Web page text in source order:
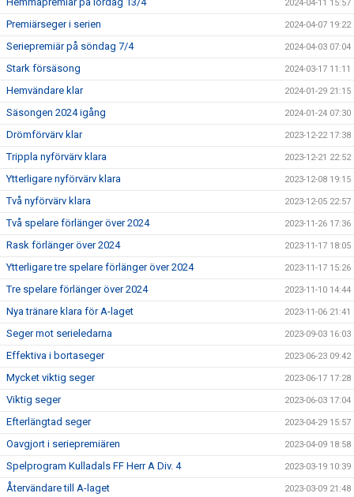
2024-04-11 15:57
Premiärseger i serien 2024-04-07 19:22
Seriepremiär på söndag 7/4 2024-04-03 07:04
Stark försäsong 2024-03-17 11:11
Hemvändare klar 2024-01-29 21:15
Säsongen 2024 igång 2024-01-24 07:30
Drömförvärv klar 2023-12-22 17:38
Trippla nyförvärv klara 2023-12-21 22:52
Ytterligare nyförvärv klara 2023-12-08 19:15
Två nyförvärv klara 2023-12-05 22:57
Två spelare förlänger över 2024 2023-11-26 17:36
Rask förlänger över 2024 2023-11-17 18:05
Ytterligare tre spelare förlänger över 2024 2023-11-17 15:26
Tre spelare förlänger över 2024 2023-11-10 14:44
Nya tränare klara för A-laget 2023-11-06 21:41
Seger mot serieledarna 2023-09-03 16:03
Effektiva i bortaseger 2023-06-23 09:42
Mycket viktig seger 2023-06-17 17:28
Viktig seger 2023-06-03 17:04
Efterlängtad seger 2023-04-29 15:57
Oavgjort i seriepremiären 2023-04-09 18:58
Spelprogram Kulladals FF Herr A Div. 4 2023-03-19 10:39
Återvändare till A-laget 2023-03-09 21:48